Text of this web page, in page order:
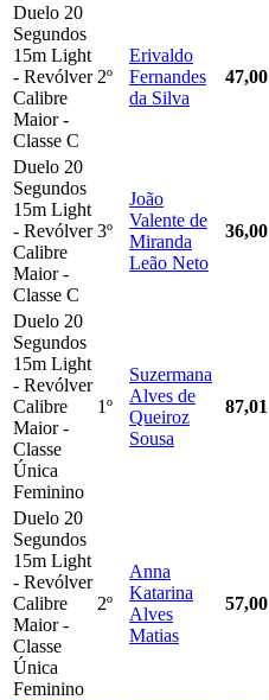
Duelo 20
Segundos
15m Light
- Revólver
Calibre
Maior -
Classe C
2º
Erivaldo
Fernandes
da Silva
47,00
Duelo 20
Segundos
15m Light
- Revólver
Calibre
Maior -
Classe C
3º
João
Valente de
Miranda
Leão Neto
36,00
Duelo 20
Segundos
15m Light
- Revólver
Calibre
Maior -
Classe
Única
Feminino
1º
Suzermana
Alves de
Queiroz
Sousa
87,01
Duelo 20
Segundos
15m Light
- Revólver
Calibre
Maior -
Classe
Única
Feminino
2º
Anna
Katarina
Alves
Matias
57,00